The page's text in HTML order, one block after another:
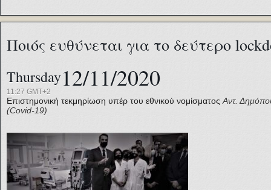
Ποιός ευθύνεται για το δεύτερο
Thursday12/11/2020
11:27 GMT+2
Επιστημονική τεκμηρίωση υπέρ του εθνικού νομίσματος Αντ.
(Covid-19)